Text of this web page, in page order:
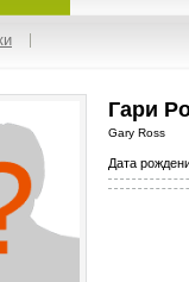
Гари
Gary Ross
Дата